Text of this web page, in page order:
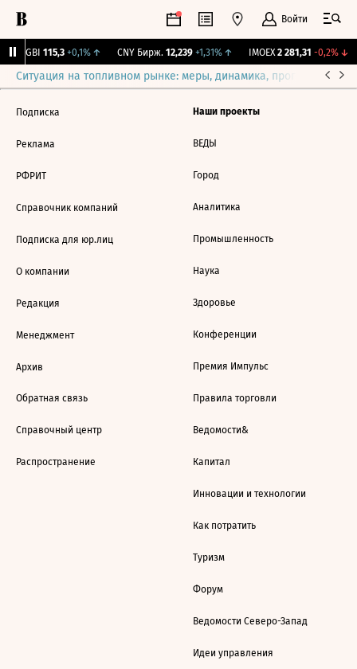
Войти
RGBI 115,3 +0,1%↑ CNY Бирж. 12,239 +1,31%↑ IMOEX 2 281,31 -0,2%↓
Ситуация на топливном рынке: меры, динамика, прогнозы
Подписка
Реклама
РФРИТ
Справочник компаний
Подписка для юр.лиц
О компании
Редакция
Менеджмент
Архив
Обратная связь
Справочный центр
Распространение
Наши проекты
ВЕДЫ
Город
Аналитика
Промышленность
Наука
Здоровье
Конференции
Премия Импульс
Правила торговли
Ведомости&
Капитал
Инновации и технологии
Как потратить
Туризм
Форум
Ведомости Северо-Запад
Идеи управления